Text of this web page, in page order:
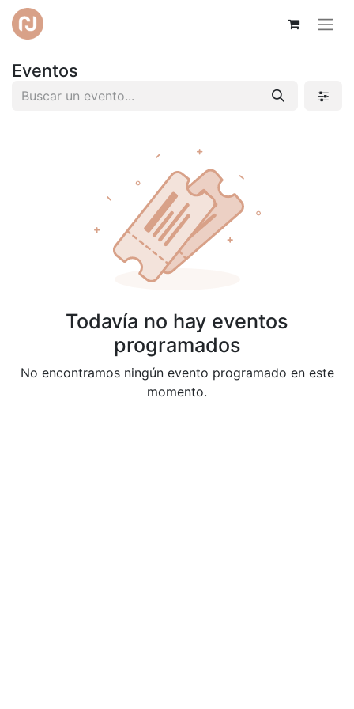
Eventos
Todavía no hay eventos
programados
No encontramos ningún evento programado en este
momento.